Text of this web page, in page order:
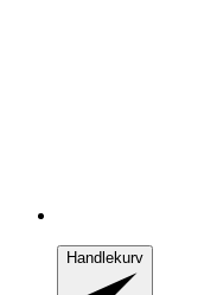
Handlekurv